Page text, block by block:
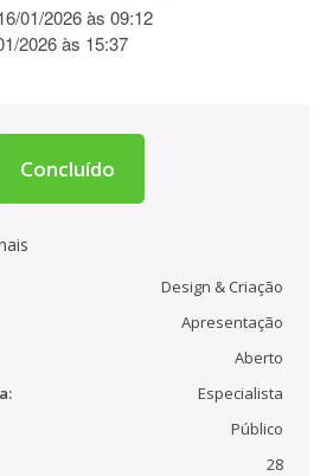
01/2026 às 09:12
2026 às 15:37
Concluído
Design & Criação
Apresentação
Aberto
Especialista
Público
28